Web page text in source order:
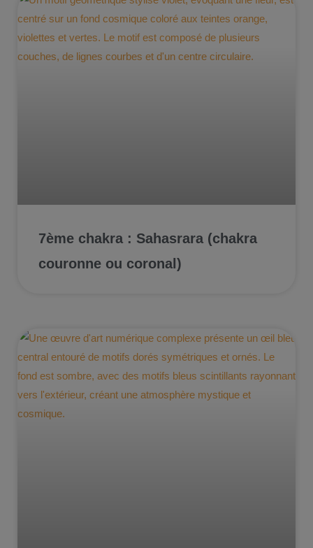
7ème chakra : Sahasrara (chakra
couronne ou coronal)